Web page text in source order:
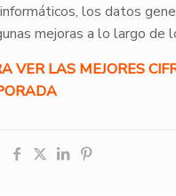
los datos
mejoras a lo largo de
VER LAS MEJORES